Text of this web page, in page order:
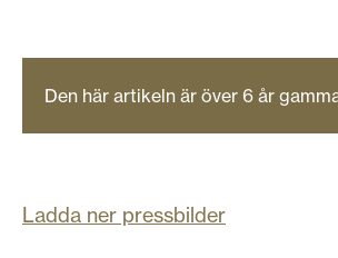
Den här artikeln är över 6 år
Ladda ner pressbilder